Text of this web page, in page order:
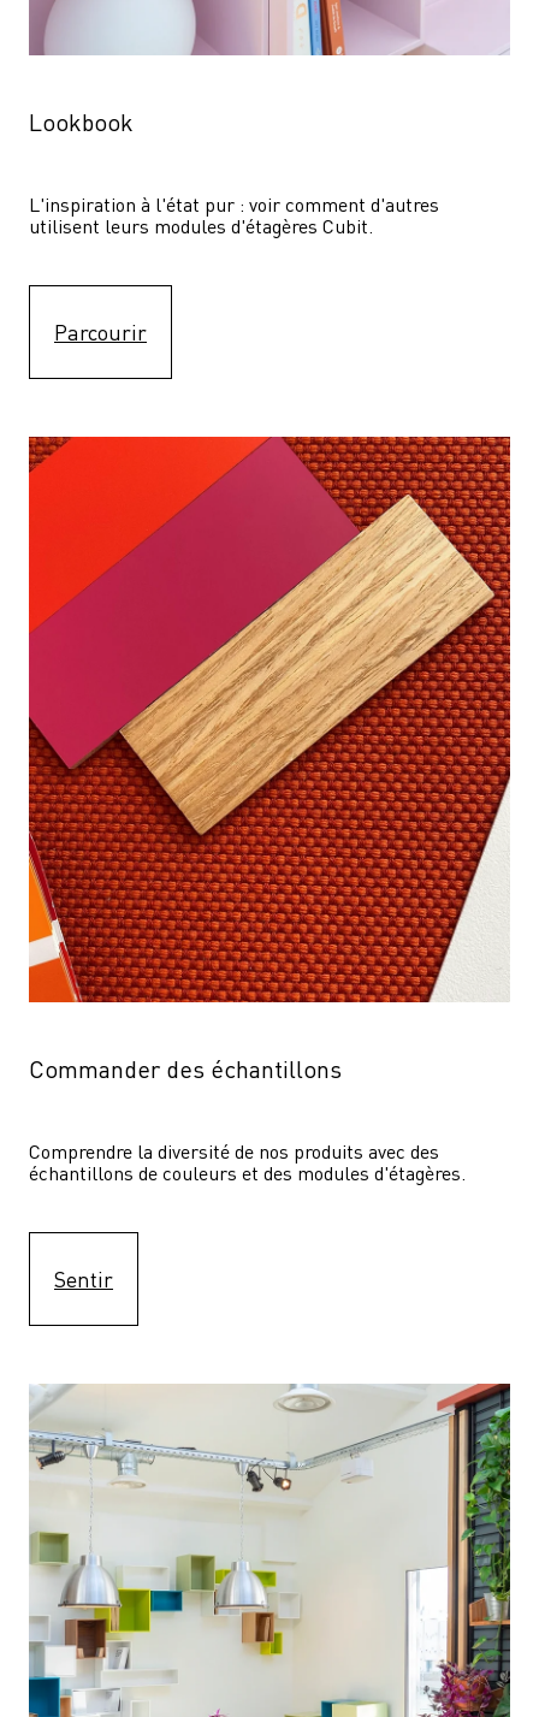
Lookbook
L'inspiration à l'état pur : voir comment d'autres
utilisent leurs modules d'étagères Cubit.
Parcourir
Commander des échantillons
Comprendre la diversité de nos produits avec des
échantillons de couleurs et des modules d'étagères.
Sentir